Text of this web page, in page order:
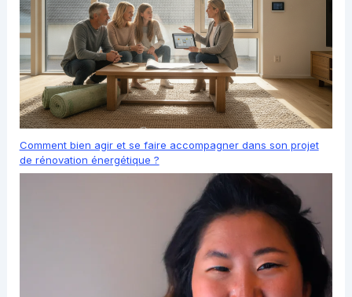
Comment bien agir et se faire accompagner dans son projet
de rénovation énergétique ?